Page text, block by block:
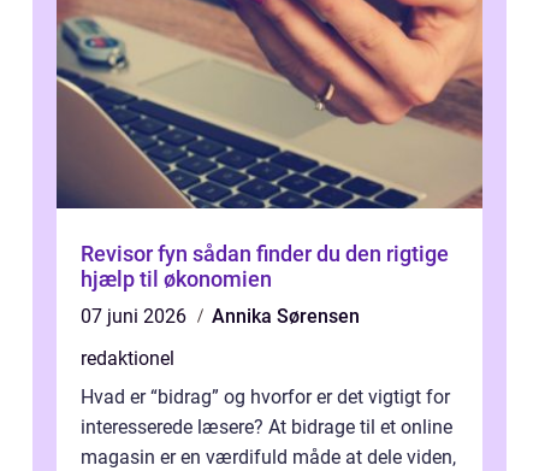
Revisor fyn sådan finder du den rigtige
hjælp til økonomien
07 juni 2026
Annika Sørensen
redaktionel
Hvad er “bidrag” og hvorfor er det vigtigt for
interesserede læsere? At bidrage til et online
magasin er en værdifuld måde at dele viden,